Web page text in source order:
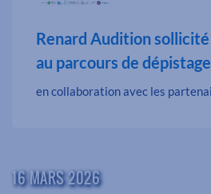
Renard Audition
au parcours de
en collaboration avec les
16 MARS 2026